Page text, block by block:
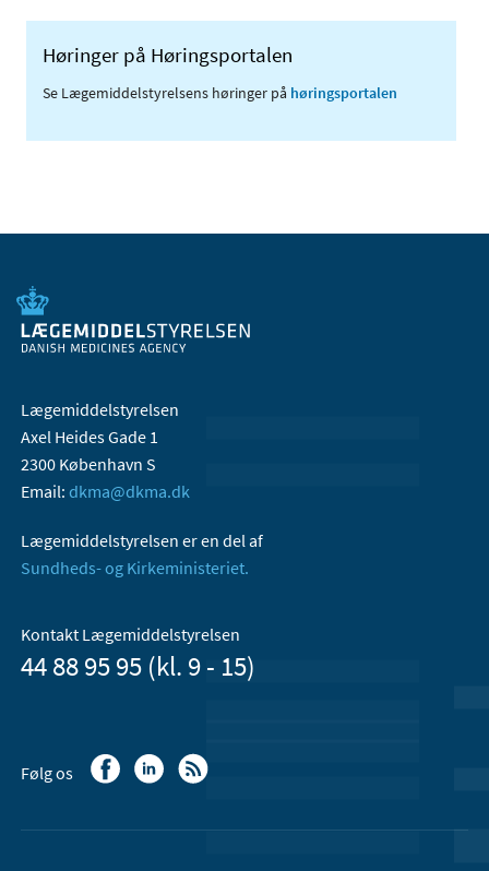
Høringer på Høringsportalen
Se Lægemiddelstyrelsens høringer på høringsportalen
Lægemiddelstyrelsen
Axel Heides Gade 1
2300 København S
Email: dkma@dkma.dk
Lægemiddelstyrelsen er en del af
Sundheds- og Kirkeministeriet.
Kontakt Lægemiddelstyrelsen
44 88 95 95 (kl. 9 - 15)
Følg os